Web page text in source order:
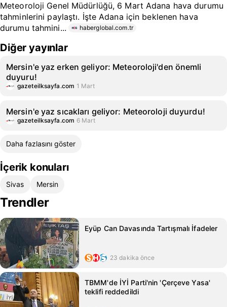
Meteoroloji Genel Müdürlüğü, 6 Mart Adana hava durumu
tahminlerini paylaştı. İşte Adana için beklenen hava
durumu tahmini...
haberglobal.com.tr
Diğer yayınlar
Mersin'e yaz erken geliyor: Meteoroloji'den önemli
duyuru!
gazeteilksayfa.com 1 Mart
Mersin'e yaz sıcakları geliyor: Meteoroloji duyurdu!
gazeteilksayfa.com 6 Mart
Daha fazlasını göster
İçerik konuları
Sivas Mersin
Trendler
Eyüp Can Davasında Tartışmalı İfadeler
23 dakika önce
TBMM'de İYİ Parti'nin 'Çerçeve Yasa'
teklifi reddedildi